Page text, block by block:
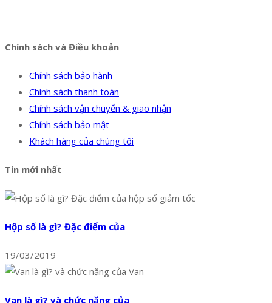
Chính sách và Điều khoản
Chính sách bảo hành
Chính sách thanh toán
Chính sách vận chuyển & giao nhận
Chính sách bảo mật
Khách hàng của chúng tôi
Tin mới nhất
Hộp số là gì? Đặc điểm của
19/03/2019
Van là gì? và chức năng của